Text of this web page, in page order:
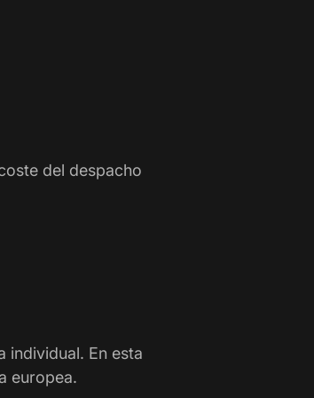
del despacho
individual. En esta
europea.